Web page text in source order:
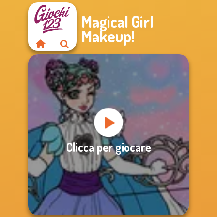
Magical Girl
Makeup!
Clicca per giocare